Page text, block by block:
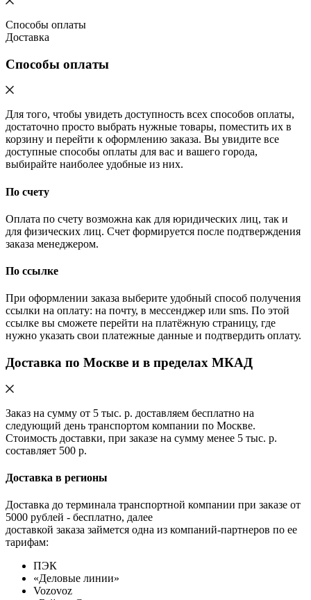
Способы оплаты
Доставка
Способы оплаты
Для того, чтобы увидеть доступность всех способов оплаты,
достаточно просто выбрать нужные товары, поместить их в
корзину и перейти к оформлению заказа. Вы увидите все
доступные способы оплаты для вас и вашего города,
выбирайте наиболее удобные из них.
По счету
Оплата по счету возможна как для юридических лиц, так и
для физических лиц. Счет формируется после подтверждения
заказа менеджером.
По ссылке
При оформлении заказа выберите удобный способ получения
ссылки на оплату: на почту, в мессенджер или sms. По этой
ссылке вы сможете перейти на платёжную страницу, где
нужно указать свои платежные данные и подтвердить оплату.
Доставка по Москве и в пределах МКАД
Заказ на сумму от 5 тыс. р. доставляем бесплатно на
следующий день транспортом компании по Москве.
Стоимость доставки, при заказе на сумму менее 5 тыс. р.
составляет 500 р.
Доставка в регионы
Доставка до терминала транспортной компании при заказе от
5000 рублей - бесплатно, далее
доставкой заказа займется одна из компаний-партнеров по ее
тарифам:
ПЭК
«Деловые линии»
Vozovoz